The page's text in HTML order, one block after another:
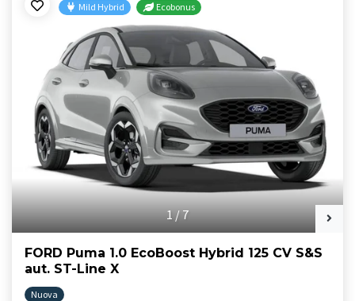
1/7
Mild Hybrid Ecobonus
FORD Puma 1.0 EcoBoost Hybrid 125 CV S&S
aut. ST-Line X
Nuova